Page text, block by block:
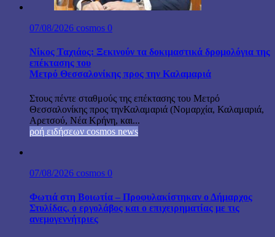
07/08/2026 cosmos 0
Νίκος Ταχιάος: Ξεκινούν τα δοκιμαστικά δρομολόγια της
επέκτασης του
Μετρό Θεσσαλονίκης προς την Καλαμαριά
Στους πέντε σταθμούς της επέκτασης του Μετρό
Θεσσαλονίκης προς τηνΚαλαμαριά (Νομαρχία, Καλαμαριά,
Αρετσού, Νέα Κρήνη, και...
ροή ειδήσεων cosmos news
07/08/2026 cosmos 0
Φωτιά στη Βοιωτία – Προφυλακίστηκαν ο Δήμαρχος
Στυλίδας, ο εργολάβος και ο επιχειρηματίας με τις
ανεμογεννήτριες